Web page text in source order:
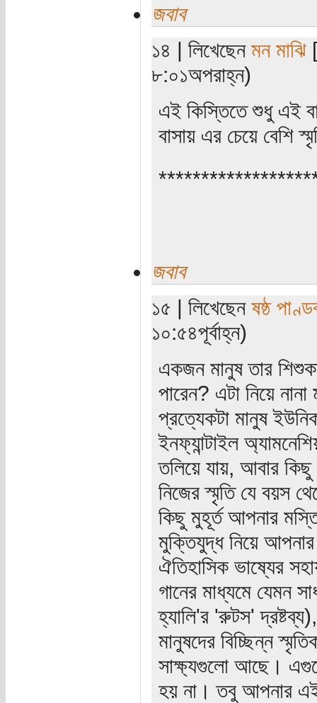
জবাব
১৪ | লিখেছেন মন মাঝি
৮:০১অপরাহ্ন)
এই কিস্তিতে শুধু এই
বাসায় এর চেয়ে বেশি
জবাব
১৫ | লিখেছেন ষষ্ঠ
১০:৫৪পূর্বাহ্ন)
একজন মানুষ তার
পারেন? এটা নিয়ে
প্রত্যেকটা মানুষ
ইনফ্যান্টাইল
তলিয়ে যায়, আবার কিছু
নিজের স্মৃতি যে বয়স
কিছু মুহূর্ত আপনার
মুক্তিযুদ্ধ নিয়ে
ঐতিহাসিক ভাষ্যের
গানের মাধ্যমে যেমন
হ্যালি'র 'রুটস'
মানুষদের বিচ্ছিন্ন
সাক্ষ্যগুলো আছে।
হয় না। তবু আপনার এই